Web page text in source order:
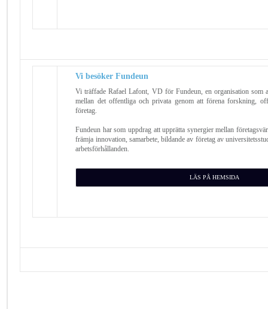
Vi besöker Fundeun
Vi träffade Rafael Lafont, VD för Fundeun, en organisation som
mellan det offentliga och privata genom att förena forskning,
företag.
Fundeun har som uppdrag att upprätta synergier mellan
främja innovation, samarbete, bildande av företag av
arbetsförhållanden.
LÄS PÅ HEMSIDA